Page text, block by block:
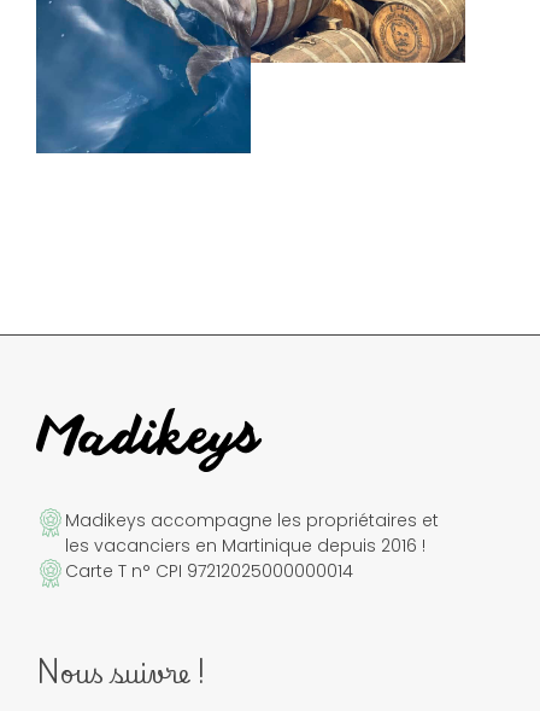
Madikeys accompagne les propriétaires et
les vacanciers en Martinique depuis 2016 !
Carte T n° CPI 97212025000000014
Nous suivre !